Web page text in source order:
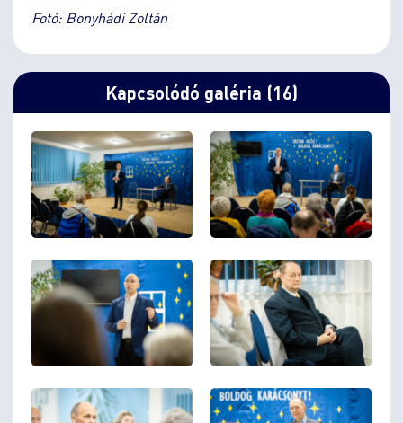
Fotó: Bonyhádi Zoltán
Kapcsolódó galéria (16)